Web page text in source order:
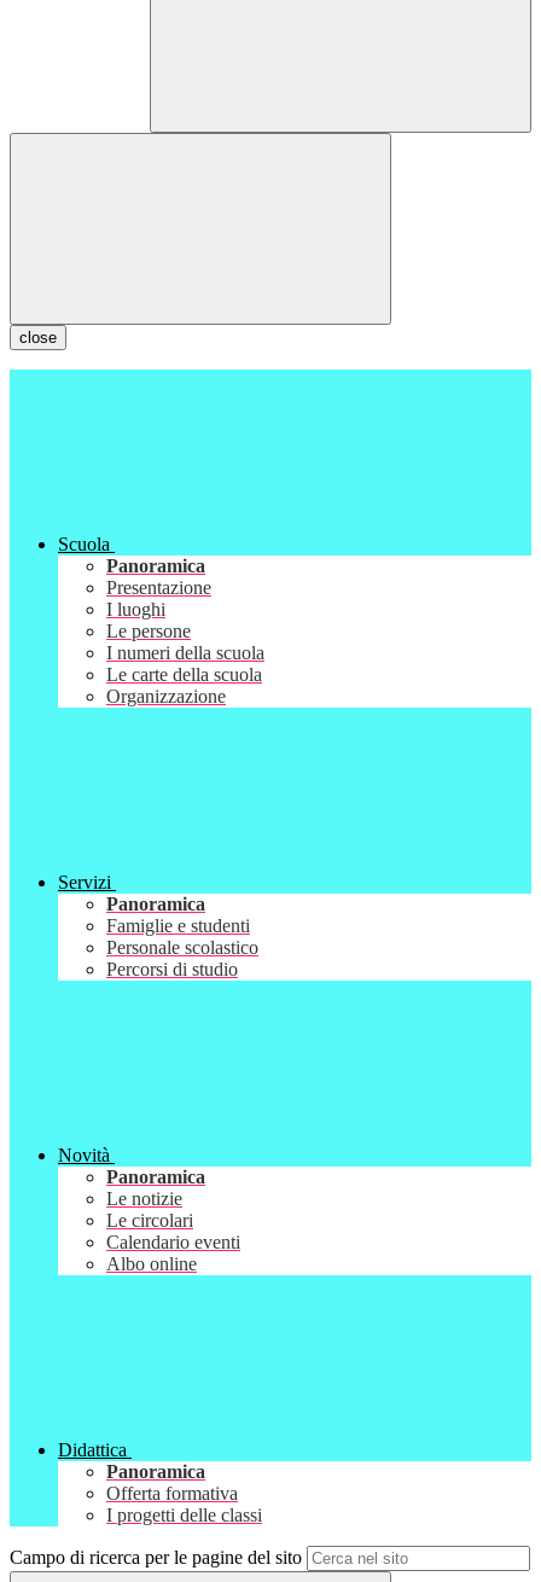
close
Scuola
Panoramica
Presentazione
I luoghi
Le persone
I numeri della scuola
Le carte della scuola
Organizzazione
Servizi
Panoramica
Famiglie e studenti
Personale scolastico
Percorsi di studio
Novità
Panoramica
Le notizie
Le circolari
Calendario eventi
Albo online
Didattica
Panoramica
Offerta formativa
I progetti delle classi
Campo di ricerca per le pagine del sito